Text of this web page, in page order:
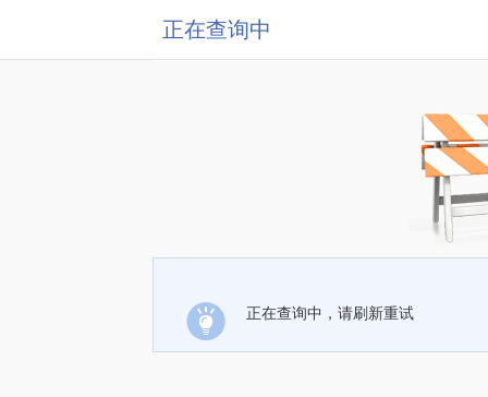
正在查询中
正在查询中，请刷新重试